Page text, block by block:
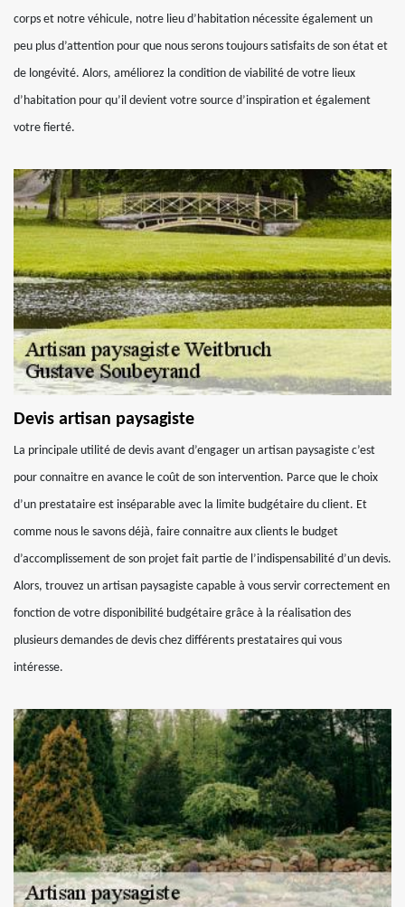
corps et notre véhicule, notre lieu d’habitation nécessite également un
peu plus d’attention pour que nous serons toujours satisfaits de son état et
de longévité. Alors, améliorez la condition de viabilité de votre lieux
d’habitation pour qu’il devient votre source d’inspiration et également
votre fierté.
Devis artisan paysagiste
La principale utilité de devis avant d’engager un artisan paysagiste c’est
pour connaitre en avance le coût de son intervention. Parce que le choix
d’un prestataire est inséparable avec la limite budgétaire du client. Et
comme nous le savons déjà, faire connaitre aux clients le budget
d’accomplissement de son projet fait partie de l’indispensabilité d’un devis.
Alors, trouvez un artisan paysagiste capable à vous servir correctement en
fonction de votre disponibilité budgétaire grâce à la réalisation des
plusieurs demandes de devis chez différents prestataires qui vous
intéresse.